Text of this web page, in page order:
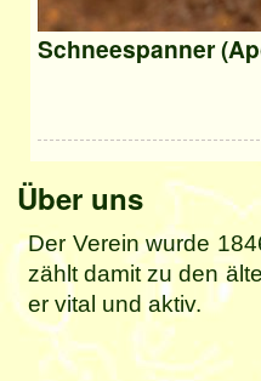
Schneespanner
aus
Sektionen
-
Über uns
Der Verein wurde
zählt damit zu den
er vital und aktiv.